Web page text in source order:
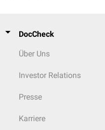
DocCheck
Über Uns
Investor Relations
Presse
Karriere